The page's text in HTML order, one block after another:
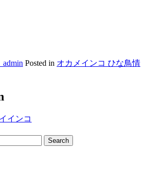
Posted in オカメインコ ひな鳥情
インコ